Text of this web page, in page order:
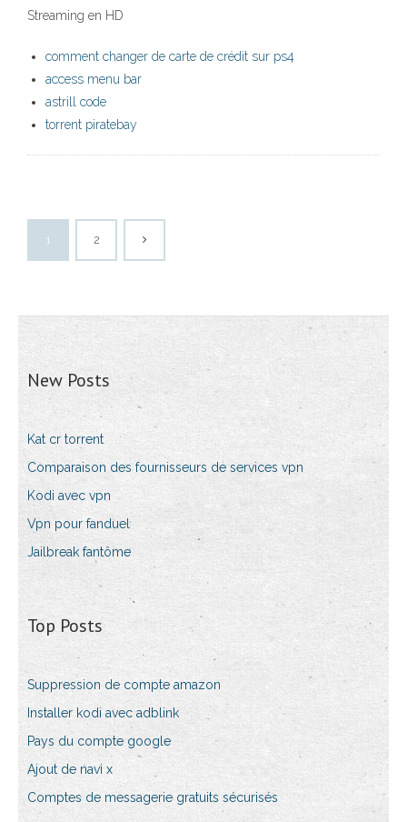
Streaming en HD
comment changer de carte de crédit sur ps4
access menu bar
astrill code
torrent piratebay
1 2
New Posts
Kat cr torrent
Comparaison des fournisseurs de services vpn
Kodi avec vpn
Vpn pour fanduel
Jailbreak fantôme
Top Posts
Suppression de compte amazon
Installer kodi avec adblink
Pays du compte google
Ajout de navi x
Comptes de messagerie gratuits sécurisés